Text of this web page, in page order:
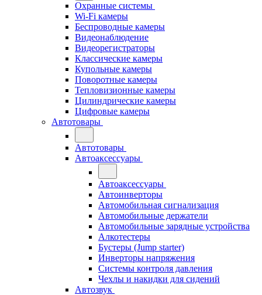
Охранные системы
Wi-Fi камеры
Беспроводные камеры
Видеонаблюдение
Видеорегистраторы
Классические камеры
Купольные камеры
Поворотные камеры
Тепловизионные камеры
Цилиндрические камеры
Цифровые камеры
Автотовары
Автотовары
Автоаксессуары
Автоаксессуары
Автоинверторы
Автомобильная сигнализация
Автомобильные держатели
Автомобильные зарядные устройства
Алкотестеры
Бустеры (Jump starter)
Инверторы напряжения
Системы контроля давления
Чехлы и накидки для сидений
Автозвук